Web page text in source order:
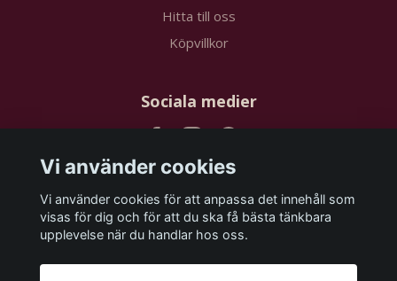
Hitta till oss
Köpvillkor
Sociala medier
Prenumerera på vårt nyhetsbrev
Vi använder cookies
Vi använder cookies för att anpassa det innehåll som
visas för dig och för att du ska få bästa tänkbara
upplevelse när du handlar hos oss.